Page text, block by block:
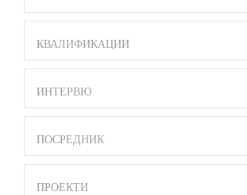
КВАЛИФИКАЦИИ
ИНТЕРВЮ
ПОСРЕДНИК
ПРОЕКТИ